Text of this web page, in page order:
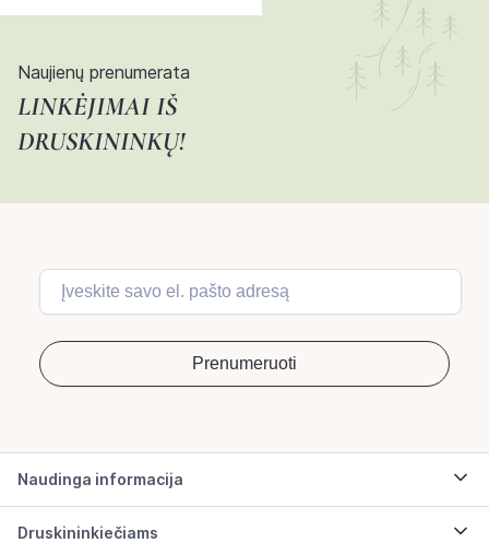
Naujienų prenumerata
LINKĖJIMAI IŠ
DRUSKININKŲ!
Naudinga informacija
Druskininkiečiams